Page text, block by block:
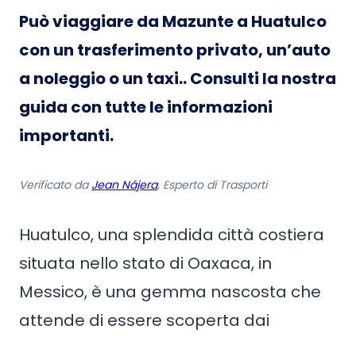
Può viaggiare da Mazunte a Huatulco
con un trasferimento privato, un’auto
a noleggio o un taxi.. Consulti la nostra
guida con tutte le informazioni
importanti.
Verificato da Jean Nájera, Esperto di Trasporti
Huatulco, una splendida città costiera
situata nello stato di Oaxaca, in
Messico, è una gemma nascosta che
attende di essere scoperta dai